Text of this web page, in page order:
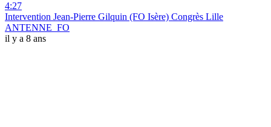
4:27
Intervention Jean-Pierre Gilquin (FO Isère) Congrès Lille
ANTENNE_FO
il y a 8 ans